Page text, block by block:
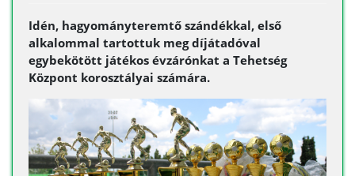
Idén, hagyományteremtő szándékkal, első
alkalommal tartottuk meg díjátadóval
egybekötött játékos évzárónkat a Tehetség
Központ korosztályai számára.